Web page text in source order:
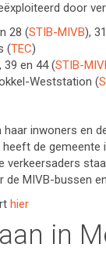
door
28 (STIB-MIVB),
(TEC)
39 en 44 (STIB-
Weststation (
inwoners en
de gemeente
verkeersaders
de MIVB-bussen
hier
in